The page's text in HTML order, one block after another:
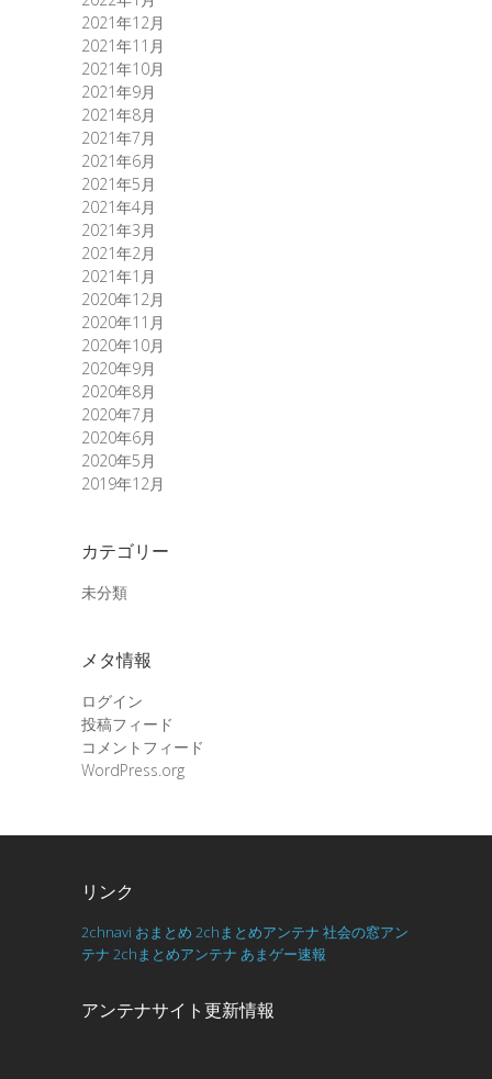
2021年12月
2021年11月
2021年10月
2021年9月
2021年8月
2021年7月
2021年6月
2021年5月
2021年4月
2021年3月
2021年2月
2021年1月
2020年12月
2020年11月
2020年10月
2020年9月
2020年8月
2020年7月
2020年6月
2020年5月
2019年12月
カテゴリー
未分類
メタ情報
ログイン
投稿フィード
コメントフィード
WordPress.org
リンク
2chnavi おまとめ 2chまとめアンテナ 社会の窓アン
テナ 2chまとめアンテナ あまゲー速報
アンテナサイト更新情報